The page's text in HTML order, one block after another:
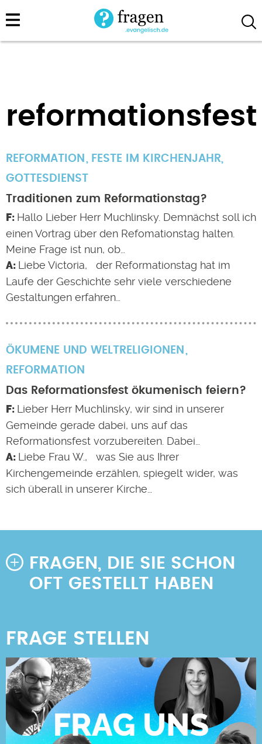
Direkt
zum
reformationsfest
REFORMATION FESTE IM KIRCHENJAHR,
GOTTESDIENST
Traditionen zum Reformationstag?
Hallo Lieber Herr Muchlinsky. Demnächst soll ich
einen Vortrag über den Refomationstag halten.
Meine Frage ist nun, ob…
Liebe Victoria, der Reformationstag hat im
Laufe der Geschichte sehr viele verschiedene
Gestaltungen erfahren…
ÖKUMENE UND WELTRELIGIONEN
REFORMATION
Das Reformationsfest ökumenisch feiern?
Lieber Herr Muchlinsky, wir sind in unserer
Gemeinde gerade dabei, uns auf das
Reformationsfest vorzubereiten. Dabei…
Liebe Frau W., was Sie aus Ihrer
Kirchengemeinde erzählen, spiegelt wider, was
sich überall in unserer Kirche…
FRAGEN, DIE SIE SCHON
OFT GESTELLT HABEN